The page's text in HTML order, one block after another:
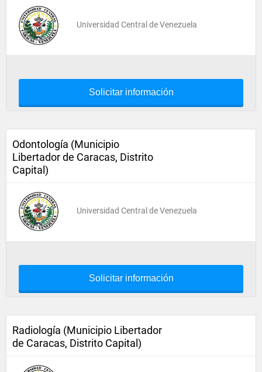
Universidad Central de Venezuela
Solicitar información
Odontología (Municipio
Libertador de Caracas, Distrito
Capital)
Universidad Central de Venezuela
Solicitar información
Radiología (Municipio Libertador
de Caracas, Distrito Capital)